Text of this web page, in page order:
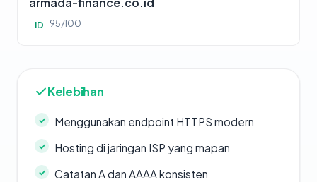
ID 95/100
Kelebihan
Menggunakan endpoint HTTPS modern
Hosting di jaringan ISP yang mapan
Catatan A dan AAAA konsisten